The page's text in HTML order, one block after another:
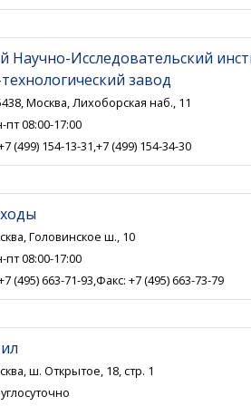
Научно-Исследовательский
завод
Москва, Лихоборская наб., 11
пт 08:00-17:00
(499) 154-13-31,+7 (499) 154-34-30
Головинское ш., 10
пт 08:00-17:00
(495) 663-71-93,Факс: +7 (495) 663-73-79
ш. Открытое, 18, стр. 1